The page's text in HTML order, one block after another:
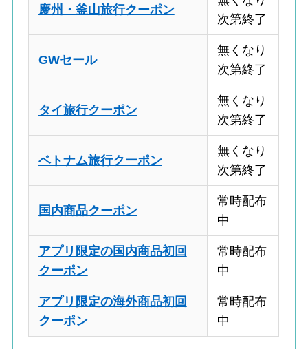
慶州・釜山旅行クーポン
次第終了
GWセール
無くなり
次第終了
タイ旅行クーポン
無くなり
次第終了
ベトナム旅行クーポン
無くなり
次第終了
国内商品クーポン
常時配布
中
アプリ限定の国内商品初回
クーポン
常時配布
中
アプリ限定の海外商品初回
クーポン
常時配布
中